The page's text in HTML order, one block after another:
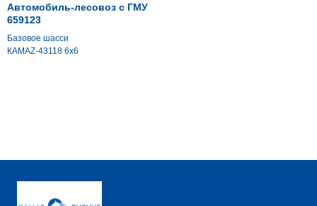
Автомобиль-лесовоз с ГМУ
659123
Базовое шасси
КАМАZ-43118 6х6